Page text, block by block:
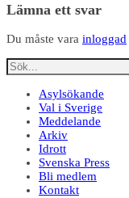
Lämna ett svar
Du måste vara inloggad
Asylsökande
Val i Sverige
Meddelande
Arkiv
Idrott
Svenska Press
Bli medlem
Kontakt